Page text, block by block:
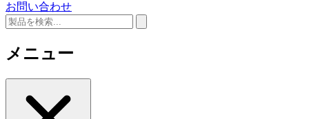
お問い合わせ
メニュー